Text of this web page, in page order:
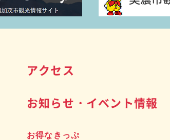
アクセス
お知らせ・イベント情報
お得なきっぷ